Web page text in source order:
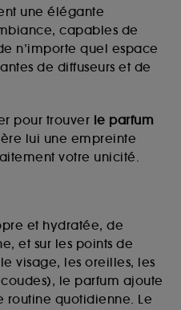
une élégante
capables de
n’importe quel espace
de diffuseurs et de
pour trouver le parfum
lui une empreinte
votre unicité.
et hydratée, de
et sur les points de
visage, les oreilles, les
le parfum ajoute
routine quotidienne. Le
y compris sur des
sociaux, sur la base
consultées, de votre
de vos interactions.
des paiements en ligne :
et les
s’agit de cookies
ou la fourniture de
du site, tel que les
qui sont utilisés afin de